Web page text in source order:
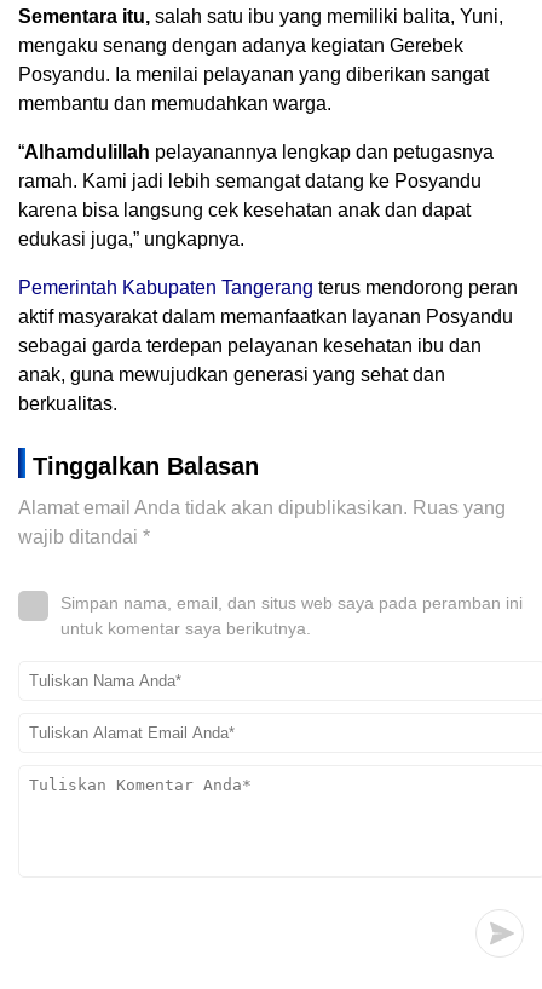
Sementara itu, salah satu ibu yang memiliki balita, Yuni,
mengaku senang dengan adanya kegiatan Gerebek
Posyandu. Ia menilai pelayanan yang diberikan sangat
membantu dan memudahkan warga.
“Alhamdulillah pelayanannya lengkap dan petugasnya
ramah. Kami jadi lebih semangat datang ke Posyandu
karena bisa langsung cek kesehatan anak dan dapat
edukasi juga,” ungkapnya.
Pemerintah Kabupaten Tangerang terus mendorong peran
aktif masyarakat dalam memanfaatkan layanan Posyandu
sebagai garda terdepan pelayanan kesehatan ibu dan
anak, guna mewujudkan generasi yang sehat dan
berkualitas.
Tinggalkan Balasan
Alamat email Anda tidak akan dipublikasikan. Ruas yang
wajib ditandai *
Simpan nama, email, dan situs web saya pada peramban ini
untuk komentar saya berikutnya.